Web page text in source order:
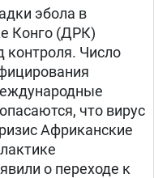
эбола в
Конго (ДРК)
контроля. Число
что вирус
Африканские
о переходе к